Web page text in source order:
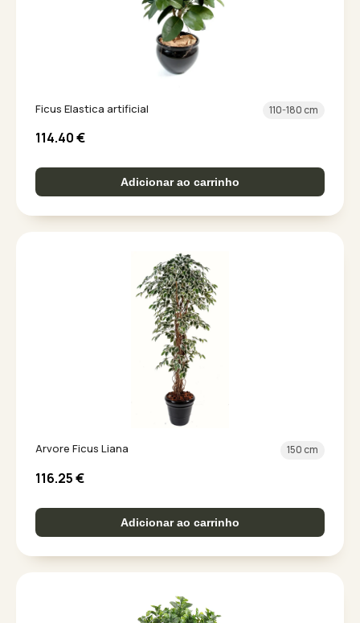
Ficus Elastica artificial 110-180 cm
114.40€
Adicionar ao carrinho
Arvore Ficus Liana 150 cm
116.25€
Adicionar ao carrinho